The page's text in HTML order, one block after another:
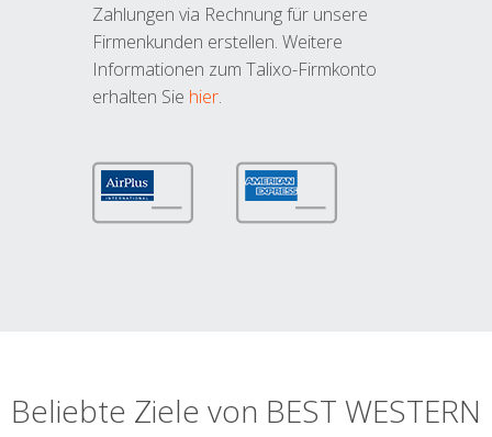
Zahlungen via Rechnung für unsere
Firmenkunden erstellen. Weitere
Informationen zum Talixo-Firmkonto
erhalten Sie hier.
Beliebte Ziele von BEST WESTERN